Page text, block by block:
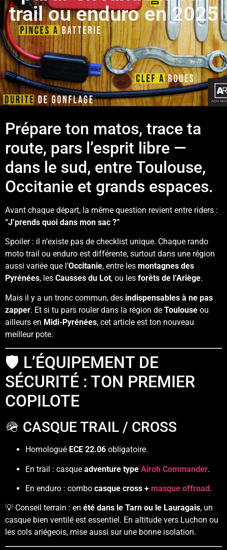
trail ou enduro en 2025
Prépare ton matos, trace ta
route, pars l’esprit libre —
dans le sud, entre Toulouse,
Occitanie et grands espaces.
Avant chaque départ, la même question revient entre riders :
“J’prends quoi dans mon sac ?”
Spoiler : il n’existe pas de checklist unique. Chaque rando
moto trail ou enduro est différente, surtout dans une région
aussi variée que l’Occitanie, entre les montagnes des
Pyrénées, les Causses du Lot, ou les forêts de l’Ariège.
Mais il y a un tronc commun, des indispensables à ne pas
zapper. Et si tu pars rouler dans la région de Toulouse ou
ailleurs en Midi-Pyrénées, cet article est ton nouveau
meilleur pote.
🛡️ L’ÉQUIPEMENT DE
SÉCURITÉ : TON PREMIER
COPILOTE
🪖 CASQUE TRAIL / CROSS
Homologué ECE 22.06 obligatoire.
En trail : casque adventure type Airoh Commander.
En enduro : combo casque cross + masque offroad.
💡 Conseil terrain : en été dans le Tarn ou le Lauragais, un
casque bien ventilé est essentiel. En altitude vers Luchon ou
les cols ariégeois, mise aussi sur une bonne isolation.